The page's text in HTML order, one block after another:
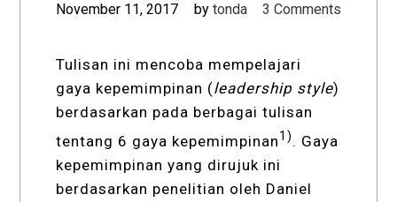
November 11, 2017 by tonda 3 Comments
Tulisan ini mencoba mempelajari
gaya kepemimpinan (leadership style)
berdasarkan pada berbagai tulisan
tentang 6 gaya kepemimpinan1). Gaya
kepemimpinan yang dirujuk ini
berdasarkan penelitian oleh Daniel